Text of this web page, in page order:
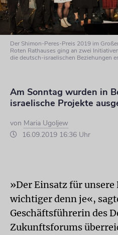
Der Shimon-Peres-Preis 2019 im
Roten Rathauses ging an zwei
die deutsch-israelischen Beziehungen
Am Sonntag wurden in
israelische Projekte
von Maria Ugoljew
16.09.2019 16:36 Uhr
»Der Einsatz für
wichtiger denn je«,
Geschäftsführerin des
Zukunftsforums